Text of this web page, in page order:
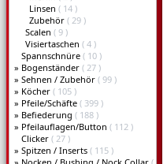
Linsen ( 14 )
Zubehör ( 29 )
Scalen ( 9 )
Visiertaschen ( 4 )
Spannschnüre ( 10 )
» Bogenständer ( 27 )
» Sehnen / Zubehör ( 99 )
» Köcher ( 105 )
» Pfeile/Schäfte ( 399 )
» Befiederung ( 188 )
» Pfeilauflagen/Button ( 112 )
Clicker ( 27 )
» Spitzen / Inserts ( 115 )